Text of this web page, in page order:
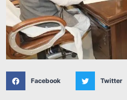
Facebook Twitter